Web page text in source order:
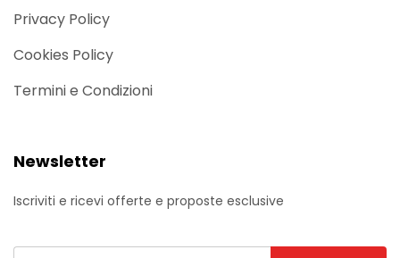
Privacy Policy
Cookies Policy
Termini e Condizioni
Newsletter
Iscriviti e ricevi offerte e proposte esclusive